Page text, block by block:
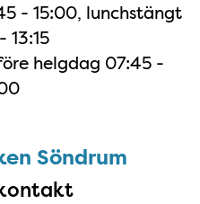
- 15:00, lunchstängt
13:15
helgdag 07:45 -
Söndrum